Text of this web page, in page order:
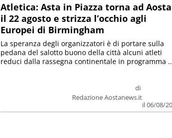
Atletica: Asta in Piazza torna ad Aosta
il 22 agosto e strizza l’occhio agli
Europei di Birmingham
di
Redazione Aostanews.it
il 06/08/
La speranza degli organizzatori è di portare sulla
pedana del salotto buono della città alcuni atleti
reduci dalla rassegna continentale in programma